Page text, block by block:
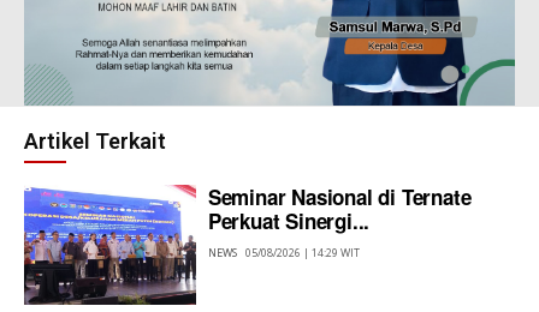
Artikel Terkait
Seminar Nasional di Ternate
Perkuat Sinergi...
NEWS 05/08/2026 | 14:29 WIT